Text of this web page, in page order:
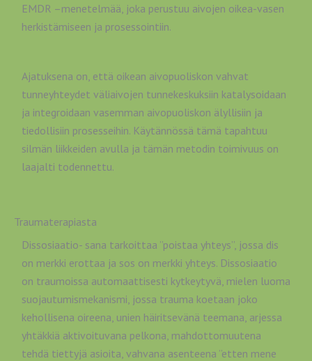
EMDR –menetelmää, joka perustuu aivojen oikea-vasen
herkistämiseen ja prosessointiin.
Ajatuksena on, että oikean aivopuoliskon vahvat
tunneyhteydet väliaivojen tunnekeskuksiin katalysoidaan
ja integroidaan vasemman aivopuoliskon älyllisiin ja
tiedollisiin prosesseihin. Käytännössä tämä tapahtuu
silmän liikkeiden avulla ja tämän metodin toimivuus on
laajalti todennettu.
Traumaterapiasta
Dissosiaatio- sana tarkoittaa ”poistaa yhteys”, jossa dis
on merkki erottaa ja sos on merkki yhteys. Dissosiaatio
on traumoissa automaattisesti kytkeytyvä, mielen luoma
suojautumismekanismi, jossa trauma koetaan joko
kehollisena oireena, unien häiritsevänä teemana, arjessa
yhtäkkiä aktivoituvana pelkona, mahdottomuutena
tehdä tiettyjä asioita, vahvana asenteena ”etten mene